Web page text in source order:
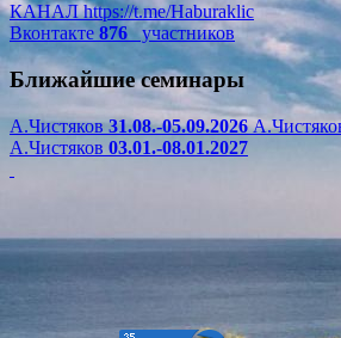
КАНАЛhttps://t.me/Haburaklic
Вконтакте 876участников
Ближайшие семинары
А.Чистяков31.08.-05.09.2026
А.Чистяков 03.01.-08.01.2027